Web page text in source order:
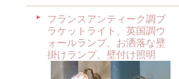
フランスアンティーク調ブ
ラケットライト、英国調ウ
ォールランプ、お洒落な壁
掛けランプ、壁付け照明